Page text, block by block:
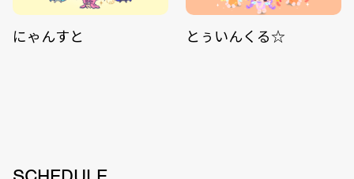
にゃんすと とぅいんくる☆